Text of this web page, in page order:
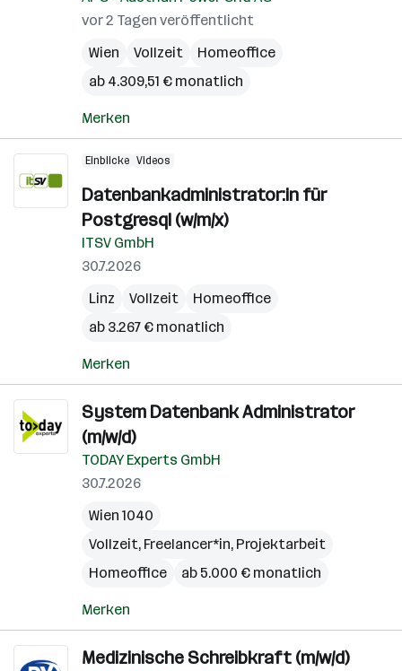
vor 2 Tagen veröffentlicht
Wien
Vollzeit
Homeoffice
ab 4.309,51 € monatlich
Merken
Einblicke Videos
Datenbankadministrator:in für
Postgresql (w/m/x)
ITSV GmbH
30.7.2026
Linz
Vollzeit
Homeoffice
ab 3.267 € monatlich
Merken
System Datenbank Administrator
(m/w/d)
TODAY Experts GmbH
30.7.2026
Wien 1040
Vollzeit, Freelancer*in, Projektarbeit
Homeoffice
ab 5.000 € monatlich
Merken
Medizinische Schreibkraft (m/w/d)